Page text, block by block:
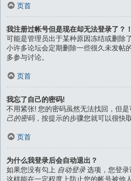
页首
我注册过帐号但是现在却无法登录了？！
可能是管理员出于某种原因冻结或删除
小许多论坛会定期删除一些很久未发帖
多参与讨论。
页首
我忘了自己的密码!
不用紧张! 您的密码虽然无法找回，但
己的密码，按提示的步骤您就可以很快
页首
为什么我登录后会自动退出？
如果您没有勾上 自动登录选项，您登录
这样能在一定程度上防止您的帐号被他